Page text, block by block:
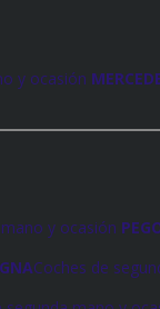
y ocasión
y ocasión
Coches de